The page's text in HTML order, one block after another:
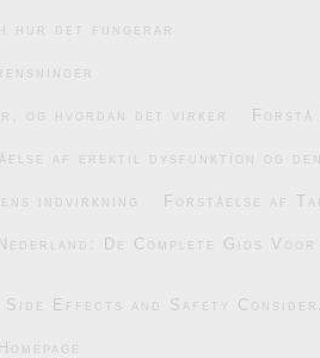
hur det fungerar
og hvordan det virker Forstå
af erektil dysfunktion og
indvirkning Forståelse af
De Complete Gids
Effects and Safety
Homepage